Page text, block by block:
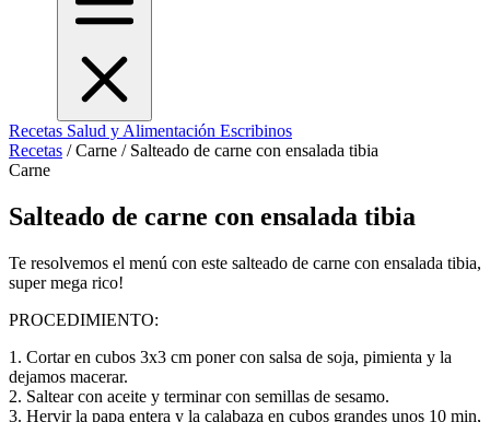
Recetas Salud y Alimentación Escribinos
Recetas / Carne / Salteado de carne con ensalada tibia
Carne
Salteado de carne con ensalada tibia
Te resolvemos el menú con este salteado de carne con ensalada tibia,
super mega rico!
PROCEDIMIENTO:
1. Cortar en cubos 3x3 cm poner con salsa de soja, pimienta y la
dejamos macerar.
2. Saltear con aceite y terminar con semillas de sesamo.
3. Hervir la papa entera y la calabaza en cubos grandes unos 10 min,